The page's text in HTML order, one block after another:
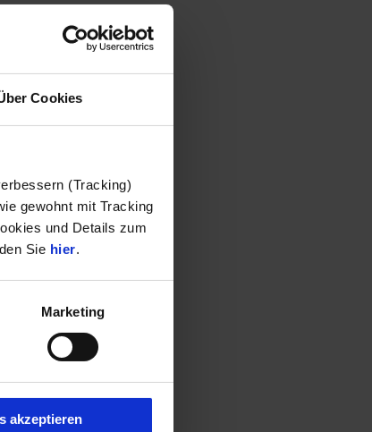
Cookies
(Tracking)
gewohnt mit Tracking
und Details zum
Sie hier.
Marketing
akzeptieren